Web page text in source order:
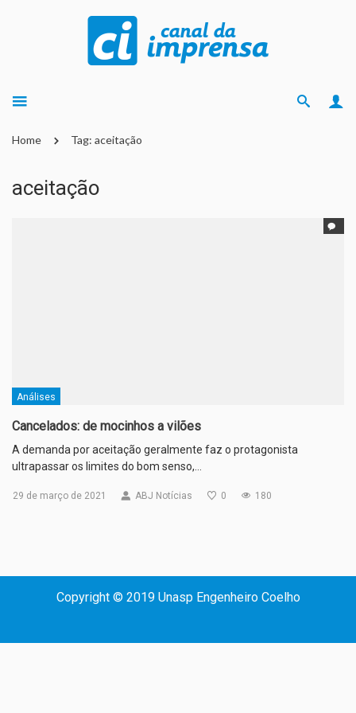
Home Tag: aceitação
aceitação
Análises
Cancelados: de mocinhos a vilões
A demanda por aceitação geralmente faz o protagonista
ultrapassar os limites do bom senso,…
29 de março de 2021 ABJ Notícias 0 180
Copyright © 2019 Unasp Engenheiro Coelho